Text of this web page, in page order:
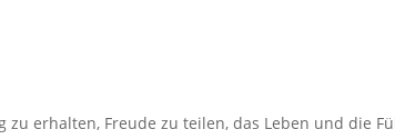
erhalten, Freude zu teilen, das Leben und die